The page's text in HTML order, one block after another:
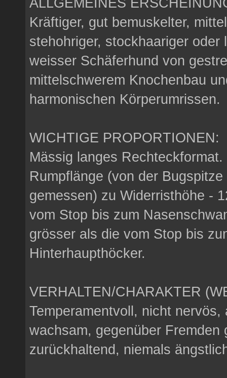
Kräftiger, gut bemuskelter,
stehohriger, stockhaariger oder
weisser Schäferhund von
mittelschwerem Knochenbau
harmonischen Körperumrissen.
WICHTIGE PROPORTIONEN:
Mässig langes Rechteckformat.
Rumpflänge (von der
gemessen) zu Widerristhöhe -
vom Stop bis zum
grösser als die vom Stop bis
Hinterhaupthöcker.
VERHALTEN/CHARAKTER
Temperamentvoll, nicht nervös,
wachsam, gegenüber Fremden
zurückhaltend, niemals